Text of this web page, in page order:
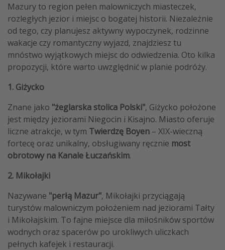
Mazury to region pełen malowniczych miasteczek,
rozległych jezior i miejsc o bogatej historii. Niezależnie
od tego, czy planujesz aktywny wypoczynek, rodzinne
wakacje czy romantyczny wyjazd, znajdziesz tu
mnóstwo wyjątkowych miejsc do odwiedzenia. Oto kilka
propozycji, które warto uwzględnić w planie podróży.
1. Giżycko
Znane jako "żeglarska stolica Polski", Giżycko położone
jest między jeziorami Niegocin i Kisajno. Miasto oferuje
liczne atrakcje, w tym Twierdzę Boyen – XIX-wieczną
fortecę oraz unikalny, obsługiwany ręcznie most
obrotowy na Kanale Łuczańskim. ​
2. Mikołajki
Nazywane "perłą Mazur", Mikołajki przyciągają
turystów malowniczym położeniem nad jeziorami Tałty
i Mikołajskim. To fajne miejsce dla miłośników sportów
wodnych oraz spacerów po urokliwych uliczkach
pełnych kafejek i restauracji. ​